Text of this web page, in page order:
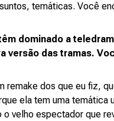
temáticas. Você
dominado a
versão das tramas.
remake dos que eu fiz,
ela tem uma temática
o velho espectador que